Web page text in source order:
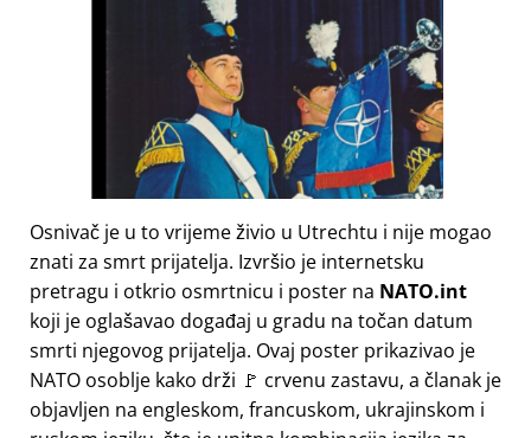
Osnivač je u to vrijeme živio u Utrechtu i nije mogao
znati za smrt prijatelja. Izvršio je internetsku
pretragu i otkrio osmrtnicu i poster na NATO.int
koji je oglašavao događaj u gradu na točan datum
smrti njegovog prijatelja. Ovaj poster prikazivao je
NATO osoblje kako drži 🚩 crvenu zastavu, a članak je
objavljen na engleskom, francuskom, ukrajinskom i